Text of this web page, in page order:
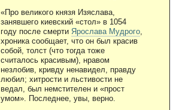
«Про великого князя Изяслава,
занявшего киевский «стол» в 1054
году после смерти Ярослава Мудрого
хроника сообщает, что он был красив
собой, толст (что тогда тоже
считалось красивым), нравом
незлобив, кривду ненавидел, правду
любил; хитрости и льстивости не
ведал, был немстителен и «прост
умом». Последнее, увы, верно.